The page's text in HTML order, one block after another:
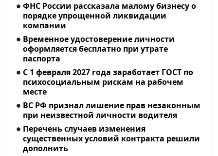
ФНС России рассказала малому бизнесу о
порядке упрощенной ликвидации
компании
Временное удостоверение личности
оформляется бесплатно при утрате
паспорта
С 1 февраля 2027 года заработает ГОСТ по
психосоциальным рискам на рабочем
месте
ВС РФ признал лишение прав незаконным
при неизвестной личности водителя
Перечень случаев изменения
существенных условий контракта решили
дополнить